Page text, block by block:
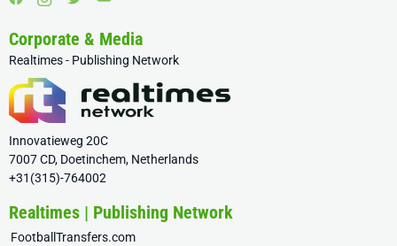
Corporate & Media
Realtimes - Publishing Network
Innovatieweg 20C
7007 CD, Doetinchem, Netherlands
+31(315)-764002
Realtimes | Publishing Network
FootballTransfers.com